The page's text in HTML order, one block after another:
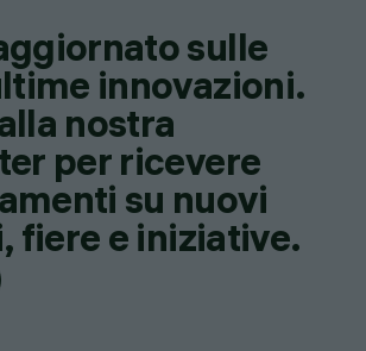
sulle
innovazioni.
nostra
per ricevere
su nuovi
fiere e iniziative.